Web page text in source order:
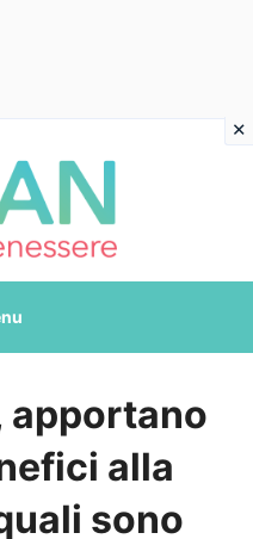
apportano
alla
sono